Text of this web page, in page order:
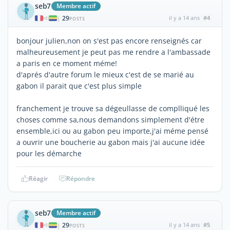
seb7 Membre actif
| 29POSTS il y a 14 ans #4
bonjour julien,non on s'est pas encore renseignés car
malheureusement je peut pas me rendre a l'ambassade
a paris en ce moment méme!
d'aprés d'autre forum le mieux c'est de se marié au
gabon il parait que c'est plus simple
franchement je trouve sa dégeullasse de complliqué les
choses comme sa,nous demandons simplement d'étre
ensemble,ici ou au gabon peu importe,j'ai méme pensé
a ouvrir une boucherie au gabon mais j'ai aucune idée
pour les démarche
Réagir Répondre
seb7 Membre actif
| 29POSTS il y a 14 ans #5